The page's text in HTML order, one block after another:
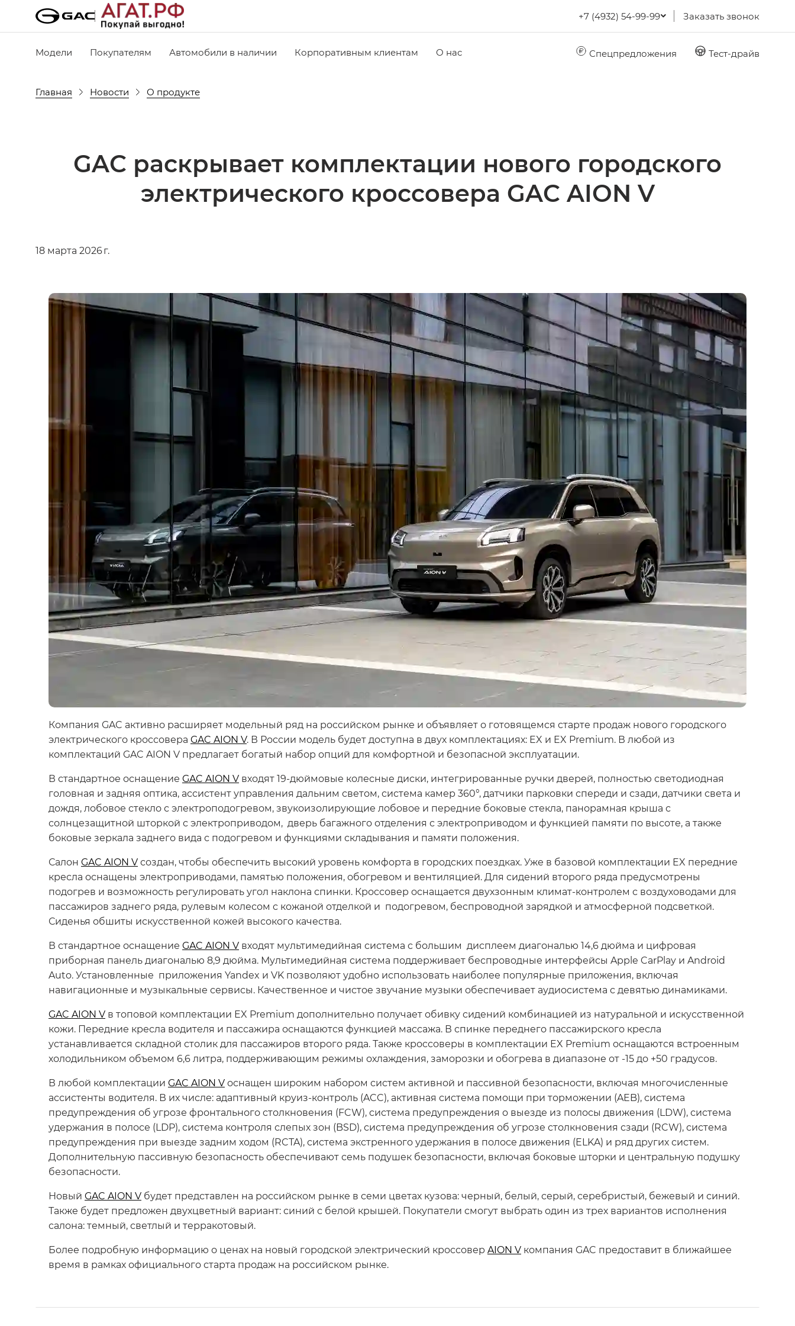
+7 (4932) 54-99-99 Заказать звонок
Модели Покупателям Автомобили в наличии Корпоративным клиентам О нас Спецпредложения Тест-драйв
Главная Новости О продукте
GAC раскрывает комплектации нового городского
электрического кроссовера GAC AION V
18 марта 2026 г.
Компания GAC активно расширяет модельный ряд на российском рынке и объявляет о готовящемся старте продаж нового городского
электрического кроссовера GAC AION V. В России модель будет доступна в двух комплектациях: EX и EX Premium. В любой из
комплектаций GAC AION V предлагает богатый набор опций для комфортной и безопасной эксплуатации.
В стандартное оснащение GAC AION V входят 19-дюймовые колесные диски, интегрированные ручки дверей, полностью светодиодная
головная и задняя оптика, ассистент управления дальним светом, система камер 360°, датчики парковки спереди и сзади, датчики света и
дождя, лобовое стекло с электроподогревом, звукоизолирующие лобовое и передние боковые стекла, панорамная крыша с
солнцезащитной шторкой с электроприводом, дверь багажного отделения с электроприводом и функцией памяти по высоте, а также
боковые зеркала заднего вида с подогревом и функциями складывания и памяти положения.
Салон GAC AION Vсоздан, чтобы обеспечить высокий уровень комфорта в городских поездках. Уже в базовой комплектации EX передние
кресла оснащены электроприводами, памятью положения, обогревом и вентиляцией. Для сидений второго ряда предусмотрены
подогрев и возможность регулировать угол наклона спинки. Кроссовер оснащается двухзонным климат-контролем с воздуховодами для
пассажиров заднего ряда, рулевым колесом с кожаной отделкой и подогревом, беспроводной зарядкой и атмосферной подсветкой.
Сиденья обшиты искусственной кожей высокого качества.
В стандартное оснащение GAC AION V входят мультимедийная система с большим дисплеем диагональю 14,6 дюйма и цифровая
приборная панель диагональю 8,9 дюйма. Мультимедийная система поддерживает беспроводные интерфейсы Apple CarPlay и Android
Auto. Установленные приложения Yandex и VK позволяют удобно использовать наиболее популярные приложения, включая
навигационные и музыкальные сервисы. Качественное и чистое звучание музыки обеспечивает аудиосистема с девятью динамиками.
GAC AION V в топовой комплектации EX Premium дополнительно получает обивку сидений комбинацией из натуральной и искусственной
кожи. Передние кресла водителя и пассажира оснащаются функцией массажа. В спинке переднего пассажирского кресла
устанавливается складной столик для пассажиров второго ряда. Также кроссоверы в комплектации EX Premium оснащаются встроенным
холодильником объемом 6,6 литра, поддерживающим режимы охлаждения, заморозки и обогрева в диапазоне от -15 до +50 градусов.
В любой комплектации GAC AION Vоснащен широким набором систем активной и пассивной безопасности, включая многочисленные
ассистенты водителя. В их числе: адаптивный круиз-контроль (ACC), активная система помощи при торможении (AEB), система
предупреждения об угрозе фронтального столкновения (FCW), система предупреждения о выезде из полосы движения (LDW), система
удержания в полосе (LDP), система контроля слепых зон (BSD), система предупреждения об угрозе столкновения сзади (RCW), система
предупреждения при выезде задним ходом (RCTA), система экстренного удержания в полосе движения (ELKA) и ряд других систем.
Дополнительную пассивную безопасность обеспечивают семь подушек безопасности, включая боковые шторки и центральную подушку
безопасности.
Новый GAC AION V будет представлен на российском рынке в семи цветах кузова: черный, белый, серый, серебристый, бежевый и синий.
Также будет предложен двухцветный вариант: синий с белой крышей. Покупатели смогут выбрать один из трех вариантов исполнения
салона: темный, светлый и терракотовый.
Более подробную информацию о ценах на новый городской электрический кроссовер AION V компания GAC предоставит в ближайшее
время в рамках официального старта продаж на российском рынке.